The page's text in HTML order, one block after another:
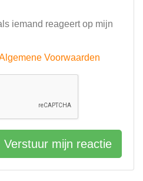
iemand reageert op mijn
Voorwaarden
Verstuur mijn reactie